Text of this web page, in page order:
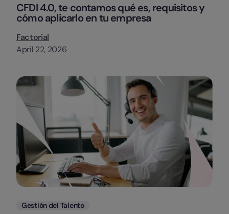
CFDI 4.0, te contamos qué es, requisitos y
cómo aplicarlo en tu empresa
Factorial
April 22, 2026
Categorias
Gestión del Talento